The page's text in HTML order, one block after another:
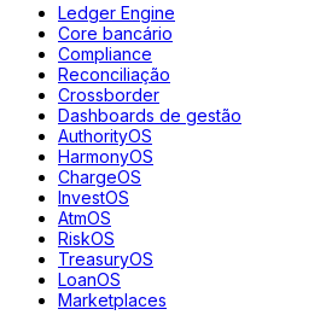
Ledger Engine
Core bancário
Compliance
Reconciliação
Crossborder
Dashboards de gestão
AuthorityOS
HarmonyOS
ChargeOS
InvestOS
AtmOS
RiskOS
TreasuryOS
LoanOS
Marketplaces